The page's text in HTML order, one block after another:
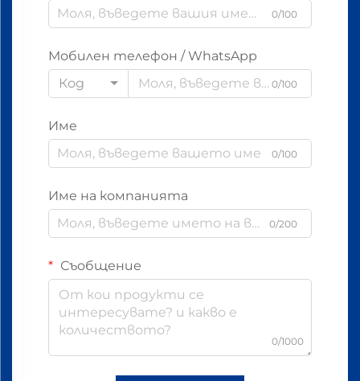
0/100
Мобилен телефон / WhatsApp
Код
0/100
Име
0/100
Име на компанията
0/200
Съобщение
0/1000